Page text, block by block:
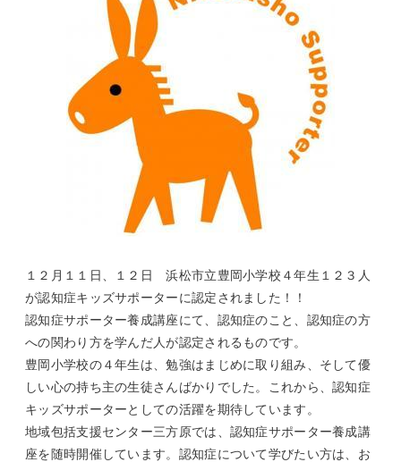
１２月１１日、１２日 浜松市立豊岡小学校４年生１２３人
が認知症キッズサポーターに認定されました！！
認知症サポーター養成講座にて、認知症のこと、認知症の方
への関わり方を学んだ人が認定されるものです。
豊岡小学校の４年生は、勉強はまじめに取り組み、そして優
しい心の持ち主の生徒さんばかりでした。これから、認知症
キッズサポーターとしての活躍を期待しています。
地域包括支援センター三方原では、認知症サポーター養成講
座を随時開催しています。認知症について学びたい方は、お